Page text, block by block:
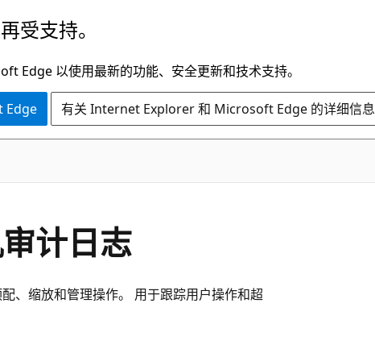
受支持。
Edge 以使用最新的功能、安全更新和技术支持。
Edge 有关 Internet Explorer 和 Microsoft Edge 的详细信息
计日志
、缩放和管理操作。 用于跟踪用户操作和超